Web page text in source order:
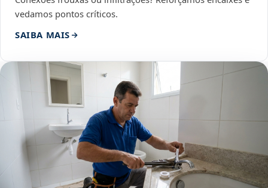
vedamos pontos críticos.
SAIBA MAIS